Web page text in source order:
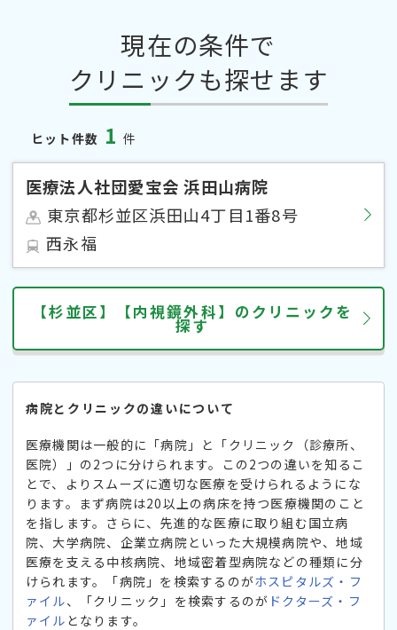
現在の条件で
クリニックも探せます
ヒット件数 1 件
医療法人社団愛宝会 浜田山病院
東京都杉並区浜田山4丁目1番8号
西永福
【杉並区】【内視鏡外科】のクリニックを
探す
病院とクリニックの違いについて
医療機関は一般的に「病院」と「クリニック（診療所、
医院）」の2つに分けられます。この2つの違いを知るこ
とで、よりスムーズに適切な医療を受けられるようにな
ります。まず病院は20以上の病床を持つ医療機関のこと
を指します。さらに、先進的な医療に取り組む国立病
院、大学病院、企業立病院といった大規模病院や、地域
医療を支える中核病院、地域密着型病院などの種類に分
けられます。「病院」を検索するのがホスピタルズ・フ
ァイル、「クリニック」を検索するのが ドクターズ・フ
ァイル となります。